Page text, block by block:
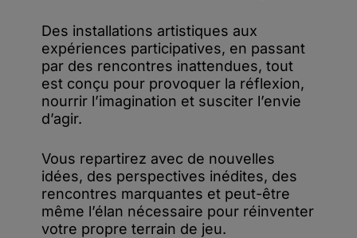
Des installations artistiques aux
expériences participatives, en passant
par des rencontres inattendues, tout
est conçu pour provoquer la réflexion,
nourrir l’imagination et susciter l’envie
d’agir.
Vous repartirez avec de nouvelles
idées, des perspectives inédites, des
rencontres marquantes et peut-être
même l’élan nécessaire pour réinventer
votre propre terrain de jeu.